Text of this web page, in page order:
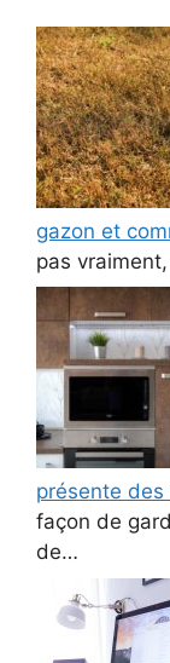
gazon et
pas
présente
façon de
de…